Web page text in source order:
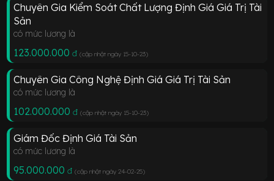
Chuyên Gia Kiểm Soát Chất Lượng Định Giá Giá Trị Tài
Sản
có mức lương là
123.000.000 đ (cập nhật ngày 15-10-23)
Chuyên Gia Công Nghệ Định Giá Giá Trị Tài Sản
có mức lương là
102.000.000 đ (cập nhật ngày 15-10-23)
Giám Đốc Định Giá Tài Sản
có mức lương là
95.000.000 đ (cập nhật ngày 24-02-25)